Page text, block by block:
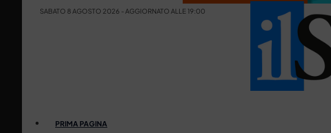
SABATO 8 AGOSTO 2026 - AGGIORNATO ALLE 19:00
PRIMA PAGINA